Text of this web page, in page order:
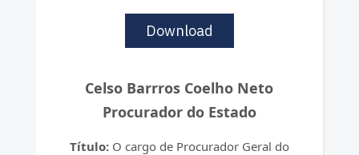
Download
Celso Barrros Coelho Neto
Procurador do Estado
Título: O cargo de Procurador Geral do